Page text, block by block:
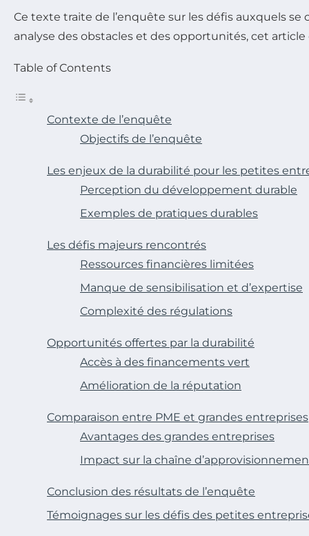
Ce texte traite de l’enquête sur les défis auxquels
analyse des obstacles et des opportunités, cet
Table of Contents
Contexte de l’enquête
Objectifs de l’enquête
Les enjeux de la durabilité pour les petites
Perception du développement durable
Exemples de pratiques durables
Les défis majeurs rencontrés
Ressources financières limitées
Manque de sensibilisation et d’expertise
Complexité des régulations
Opportunités offertes par la durabilité
Accès à des financements vert
Amélioration de la réputation
Comparaison entre PME et grandes entreprises
Avantages des grandes entreprises
Impact sur la chaîne
Conclusion des résultats de l’enquête
Témoignages sur les défis des petites